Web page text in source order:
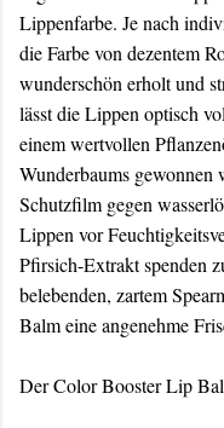
Lippenfarbe. Je nach
die Farbe von dezentem
wunderschön erholt und
lässt die Lippen optisch
einem wertvollen
Wunderbaums gewonnen
Schutzfilm gegen
Lippen vor
Pfirsich-Extrakt spenden
belebenden, zartem
Balm eine angenehme
Der Color Booster Lip